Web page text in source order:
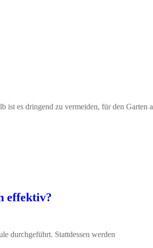
ist es dringend zu vermeiden, für den Garten
effektiv?
durchgeführt. Stattdessen werden